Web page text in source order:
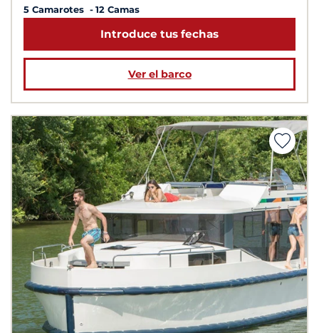
5 Camarotes
12 Camas
Introduce tus fechas
Ver el barco